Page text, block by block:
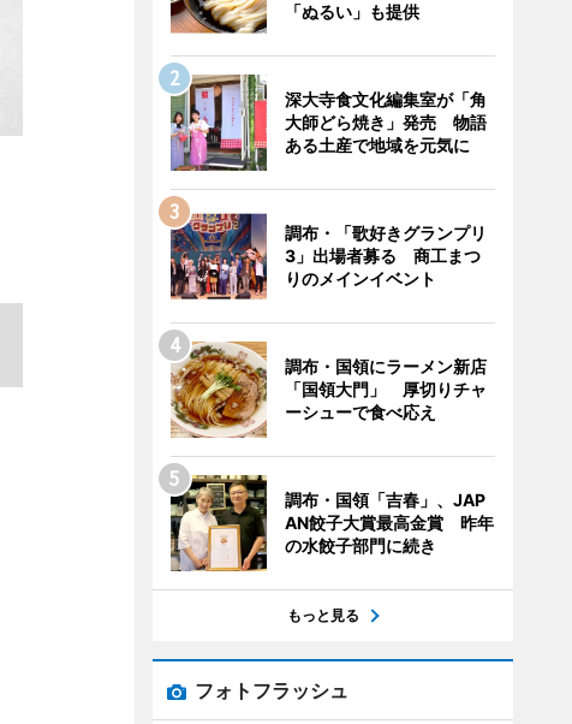
「ぬるい」も提供
深大寺食文化編集室が「角
大師どら焼き」発売 物語
ある土産で地域を元気に
調布・「歌好きグランプリ
3」出場者募る 商工まつ
りのメインイベント
調布・国領にラーメン新店
「国領大門」 厚切りチャ
ーシューで食べ応え
調布・国領「吉春」、JAP
AN餃子大賞最高金賞 昨年
の水餃子部門に続き
もっと見る
フォトフラッシュ